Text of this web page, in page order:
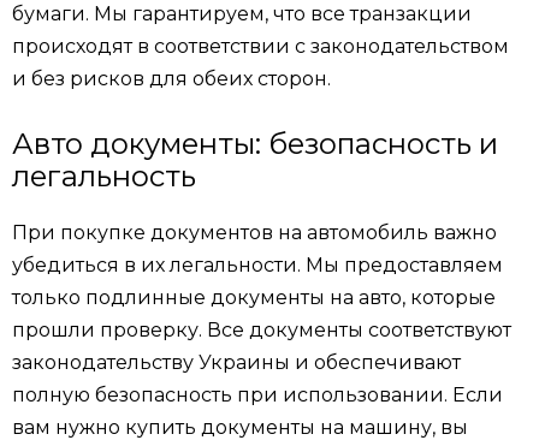
бумаги. Мы гарантируем, что все транзакции
происходят в соответствии с законодательством
и без рисков для обеих сторон.
Авто документы: безопасность и
легальность
При покупке документов на автомобиль важно
убедиться в их легальности. Мы предоставляем
только подлинные документы на авто, которые
прошли проверку. Все документы соответствуют
законодательству Украины и обеспечивают
полную безопасность при использовании. Если
вам нужно купить документы на машину, вы